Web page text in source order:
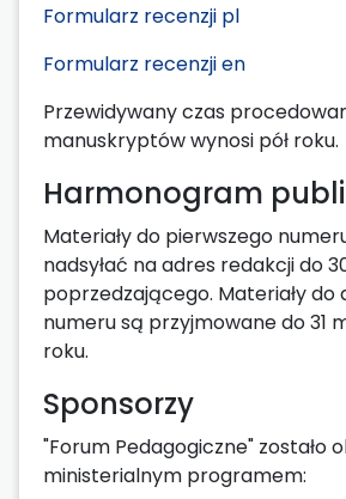
Formularz recenzji pl
Formularz recenzji en
Przewidywany czas
manuskryptów wynosi pół roku.
Harmonogram
Materiały do pierwszego
nadsyłać na adres redakcji do
poprzedzającego. Materiały do
numeru są przyjmowane do 31
roku.
Sponsorzy
"Forum Pedagogiczne" zostało
ministerialnym programem: